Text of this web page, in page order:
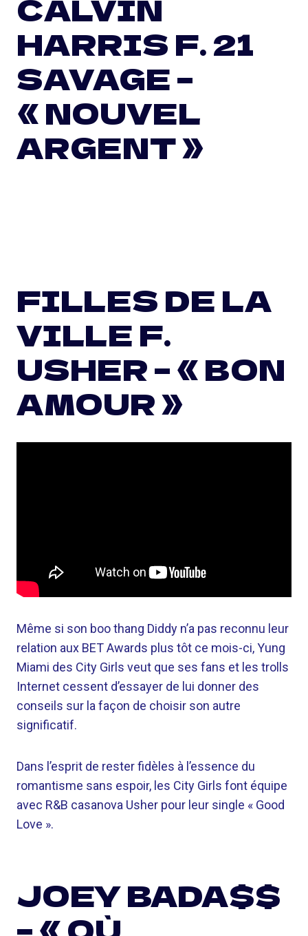
CALVIN
HARRIS F. 21
SAVAGE –
« NOUVEL
ARGENT »
FILLES DE LA
VILLE F.
USHER – « BON
AMOUR »
Même si son boo thang Diddy n’a pas reconnu leur
relation aux BET Awards plus tôt ce mois-ci, Yung
Miami des City Girls veut que ses fans et les trolls
Internet cessent d’essayer de lui donner des
conseils sur la façon de choisir son autre
significatif.
Dans l’esprit de rester fidèles à l’essence du
romantisme sans espoir, les City Girls font équipe
avec R&B casanova Usher pour leur single « Good
Love ».
JOEY BADA$$